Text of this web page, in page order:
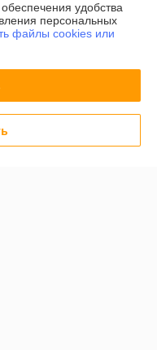
удобства
персональных
файлы cookies или